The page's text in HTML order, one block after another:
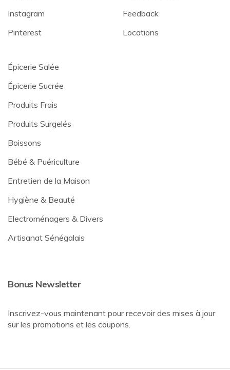
Instagram
Pinterest
Feedback
Locations
Épicerie Salée
Épicerie Sucrée
Produits Frais
Produits Surgelés
Boissons
Bébé & Puériculture
Entretien de la Maison
Hygiène & Beauté
Electroménagers & Divers
Artisanat Sénégalais
Bonus Newsletter
Inscrivez-vous maintenant pour recevoir des mises à jour
sur les promotions et les coupons.